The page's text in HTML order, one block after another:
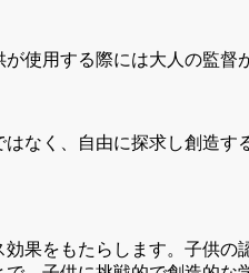
使用する際には大人の監督
なく、自由に探求し創造
果をもたらします。子供